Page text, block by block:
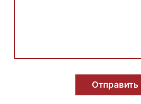
я
Отправить